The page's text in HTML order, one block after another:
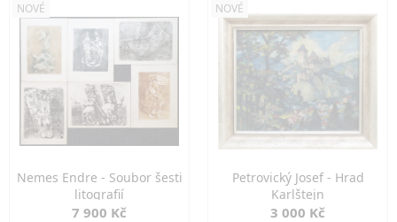
NOVÉ
Nemes Endre - Soubor šesti
litografií
7 900 Kč
NOVÉ
Petrovický Josef - Hrad
Karlštejn
3 000 Kč